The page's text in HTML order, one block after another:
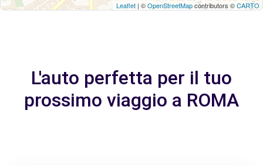
Leaflet | ©OpenStreetMapcontributors ©CARTO
L'auto perfetta per il tuo
prossimo viaggio a ROMA